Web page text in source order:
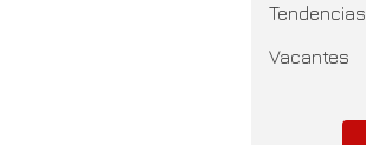
Tendencias
Vacantes